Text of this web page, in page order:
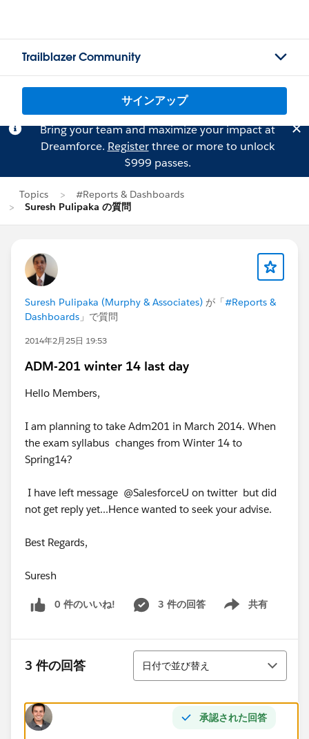
Trailblazer Community
サインアップ
Bring your team and maximize your impact at
Dreamforce. Registerthree or more to unlock
$999 passes.
Topics
#Reports & Dashboards
Suresh Pulipaka の質問
Suresh Pulipaka (Murphy & Associates) が「#Reports &
Dashboards 」で質問
2014年2月25日 19:53
ADM-201 winter 14 last day
Hello Members,
I am planning to take Adm201 in March 2014. When
the exam syllabus changes from Winter 14 to
Spring14?
I have left message @SalesforceU on twitter but did
not get reply yet...Hence wanted to seek your advise.
Best Regards,
Suresh
0 件のいいね! 3 件の回答 共有
Show menu
3 件の回答
並び替え
日付で並び替え
承認された回答